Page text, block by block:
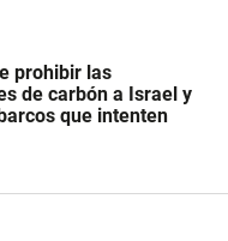
prohibir las
de carbón a Israel y
que intenten